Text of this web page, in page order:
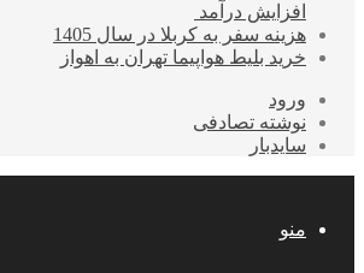
افزایش درآمد
هزینه سفر به کربلا در سال 1405
خرید بلیط هواپیما تهران به اهواز
ورود
نوشته تصادفی
سایدبار
منو